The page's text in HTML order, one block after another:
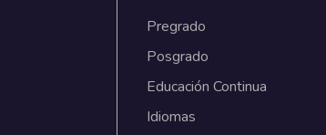
Pregrado
Posgrado
Educación Continua
Idiomas